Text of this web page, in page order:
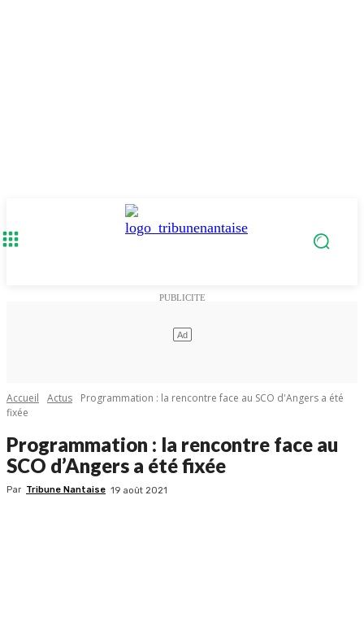
Accueil Actus
Programmation : la rencontre face au SCO d'Angers a été
fixée
Programmation : la rencontre face au
SCO d’Angers a été fixée
Par Tribune Nantaise 19 août 2021